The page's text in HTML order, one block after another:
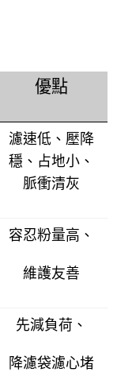
優點
濾速低、壓降
穩、 占地小、
脈衝清灰
容忍粉量高、
維護友善
先減負荷、
降濾袋濾心堵